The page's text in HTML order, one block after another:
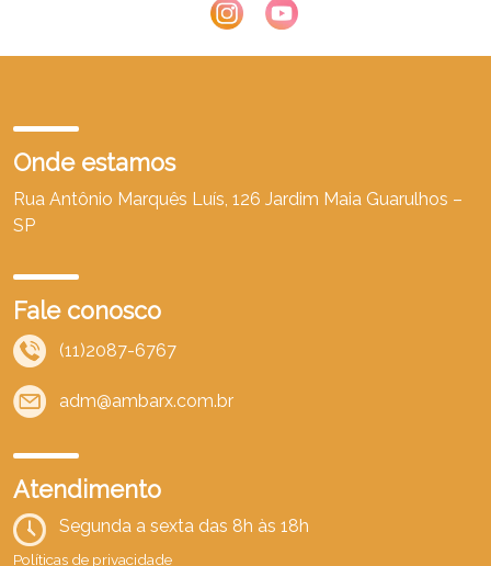
Onde estamos
Rua Antônio Marquês Luís, 126 Jardim Maia Guarulhos –
SP
Fale conosco
(11)2087-6767
adm@ambarx.com.br
Atendimento
Segunda a sexta das 8h às 18h
Políticas de privacidade